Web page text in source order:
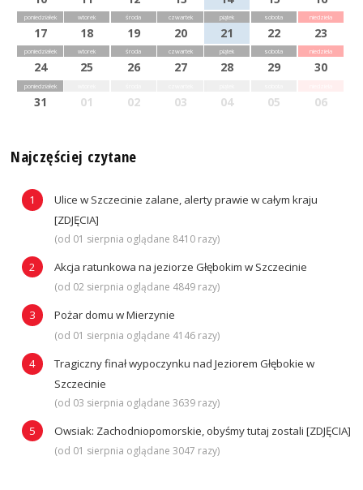
poniedziałek
17
wtorek
18
środa
19
czwartek
20
piątek
21
sobota
22
niedziela
23
poniedziałek
24
wtorek
25
środa
26
czwartek
27
piątek
28
sobota
29
niedziela
30
poniedziałek
31 01 02 03 04 05 06
Najczęściej czytane
Ulice w Szczecinie zalane, alerty prawie w całym kraju
[ZDJĘCIA]
(od 01 sierpnia oglądane 8410 razy)
Akcja ratunkowa na jeziorze Głębokim w Szczecinie
(od 02 sierpnia oglądane 4849 razy)
Pożar domu w Mierzynie
(od 01 sierpnia oglądane 4146 razy)
Tragiczny finał wypoczynku nad Jeziorem Głębokie w
Szczecinie
(od 03 sierpnia oglądane 3639 razy)
Owsiak: Zachodniopomorskie, obyśmy tutaj zostali [ZDJĘCIA]
(od 01 sierpnia oglądane 3047 razy)